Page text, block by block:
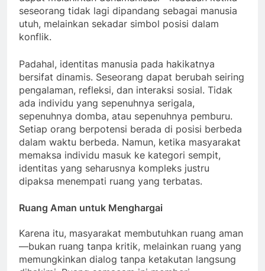
seseorang tidak lagi dipandang sebagai manusia
utuh, melainkan sekadar simbol posisi dalam
konflik.
Padahal, identitas manusia pada hakikatnya
bersifat dinamis. Seseorang dapat berubah seiring
pengalaman, refleksi, dan interaksi sosial. Tidak
ada individu yang sepenuhnya serigala,
sepenuhnya domba, atau sepenuhnya pemburu.
Setiap orang berpotensi berada di posisi berbeda
dalam waktu berbeda. Namun, ketika masyarakat
memaksa individu masuk ke kategori sempit,
identitas yang seharusnya kompleks justru
dipaksa menempati ruang yang terbatas.
Ruang Aman untuk Menghargai
Karena itu, masyarakat membutuhkan ruang aman
—bukan ruang tanpa kritik, melainkan ruang yang
memungkinkan dialog tanpa ketakutan langsung